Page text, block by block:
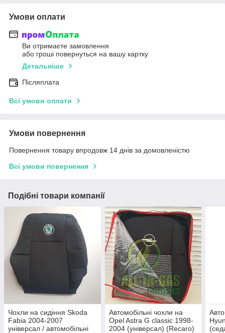
Умови оплати
Ви отримаєте замовлення
або гроші повернуться на вашу картку
Детальніше
Післяплата
Всі умови оплати
Умови повернення
Повернення товару впродовж 14 днів за домовленістю
Всі умови повернення
Подібні товари компанії
Чохли на сидіння Skoda
Fabia 2004-2007
універсал / автомобільні
Автомобільні чохли на
Opel Astra G classic 1998-
2004 (універсал) (Recaro)